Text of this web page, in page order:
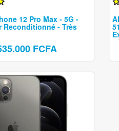
12 Pro Max - 5G -
Reconditionné - Très
FCFA